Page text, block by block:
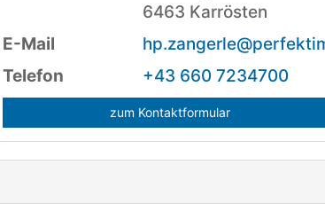
6463 Karrösten
E-Mail
Telefon
+43 660 7234700
zum Kontaktformular